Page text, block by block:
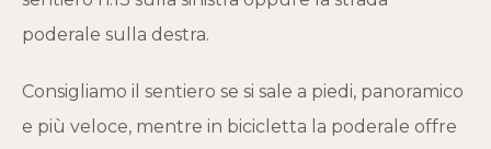
poderale sulla destra.
Consigliamo il sentiero se si sale a piedi, panoramico
e più veloce, mentre in bicicletta la poderale offre